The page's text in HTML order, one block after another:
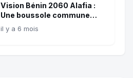
Vision Bénin 2060 Alafia :
Une boussole commune
pour les 35 prochaines
années
il y a 6 mois